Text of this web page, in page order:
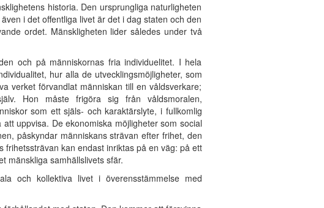
historia. Den ursprungliga naturligheten
i det offentliga livet är det i dag staten och den
ordet. Mänskligheten lider således under två
och på människornas fria individuelitet. I hela
hur alla de utvecklingsmöjligheter, som
verket förvandlat människan till en våldsverkare;
Hon måste frigöra sig från våldsmoralen,
som ett själs- och karaktärslyte, i fullkomlig
uppvisa. De ekonomiska möjligheter som social
påskyndar människans strävan efter frihet, den
kan endast inriktas på en väg: på ett
mänskliga samhällslivets sfär.
och kollektiva livet i överensstämmelse med